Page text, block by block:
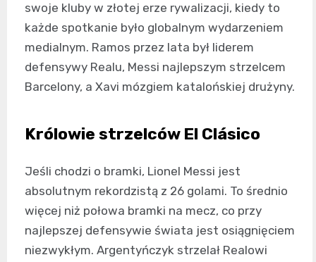
swoje kluby w złotej erze rywalizacji, kiedy to
każde spotkanie było globalnym wydarzeniem
medialnym. Ramos przez lata był liderem
defensywy Realu, Messi najlepszym strzelcem
Barcelony, a Xavi mózgiem katalońskiej drużyny.
Królowie strzelców El Clásico
Jeśli chodzi o bramki, Lionel Messi jest
absolutnym rekordzistą z 26 golami. To średnio
więcej niż połowa bramki na mecz, co przy
najlepszej defensywie świata jest osiągnięciem
niezwykłym. Argentyńczyk strzelał Realowi